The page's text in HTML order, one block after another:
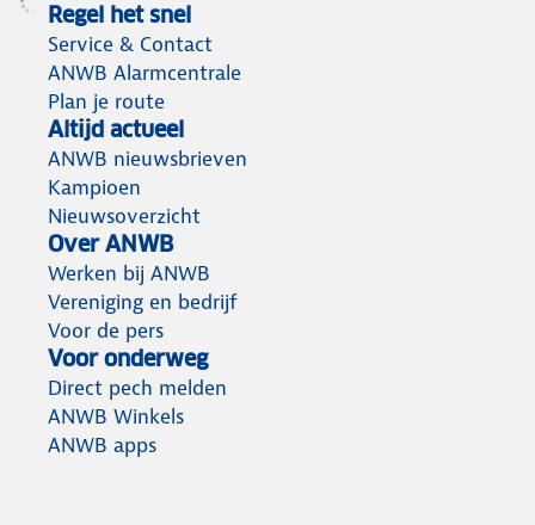
Regel het snel
Service & Contact
ANWB Alarmcentrale
Plan je route
Altijd actueel
ANWB nieuwsbrieven
Kampioen
Nieuwsoverzicht
Over ANWB
Werken bij ANWB
Vereniging en bedrijf
Voor de pers
Voor onderweg
Direct pech melden
ANWB Winkels
ANWB apps